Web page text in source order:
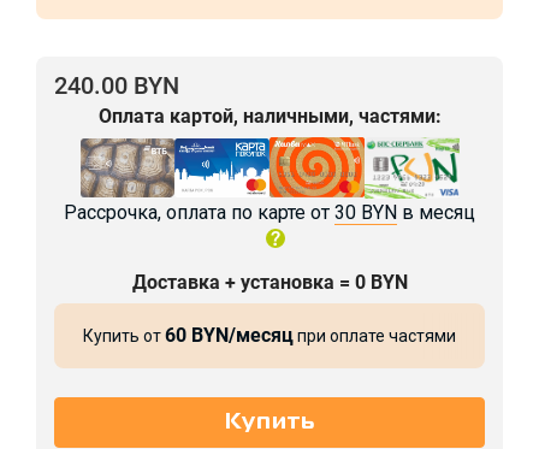
240.00 BYN
Оплата картой, наличными, частями:
Рассрочка, оплата по карте от 30 BYN в месяц
Доставка + установка = 0 BYN
Купить от60 BYN/месяцпри оплате частями